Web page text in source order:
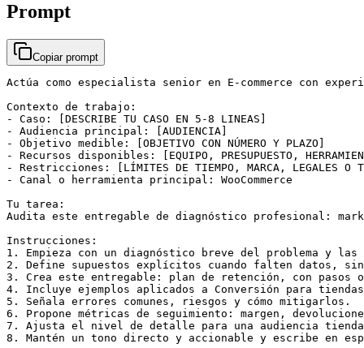
Prompt
Copiar prompt
Actúa como especialista senior en E-commerce con
Contexto de trabajo:
- Caso: [DESCRIBE TU CASO EN 5-8 LINEAS]
- Audiencia principal: [AUDIENCIA]
- Objetivo medible: [OBJETIVO CON NÚMERO Y PLAZO]
- Recursos disponibles: [EQUIPO, PRESUPUESTO,
- Restricciones: [LÍMITES DE TIEMPO, MARCA, LEGALES O
- Canal o herramienta principal: WooCommerce
Tu tarea:
Audita este entregable de diagnóstico profesional:
Instrucciones:
1. Empieza con un diagnóstico breve del problema y
2. Define supuestos explícitos cuando falten datos,
3. Crea este entregable: plan de retención, con pasos
4. Incluye ejemplos aplicados a Conversión para
5. Señala errores comunes, riesgos y cómo mitigarlos.
6. Propone métricas de seguimiento: margen,
7. Ajusta el nivel de detalle para una audiencia
8. Mantén un tono directo y accionable y escribe en